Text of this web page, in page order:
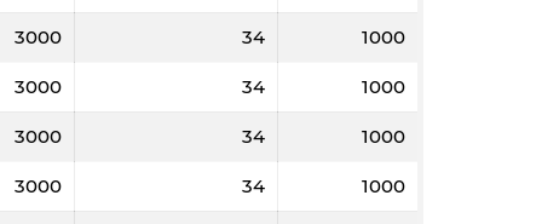
3000 34 1000
3000 34 1000
3000 34 1000
3000 34 1000